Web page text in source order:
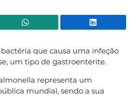
WhatsApp
que causa uma infeção
um tipo de gastroenterite.
representa um
mundial, sendo a sua